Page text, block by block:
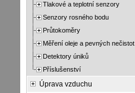
Tlakové a teplotní senzory
Senzory rosného bodu
Průtokoměry
Měření oleje a pevných nečistot
Detektory úniků
Příslušenství
Úprava vzduchu